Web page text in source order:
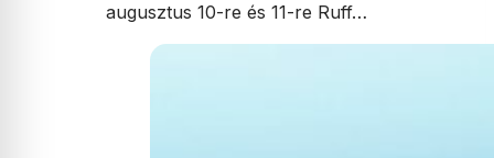
augusztus 10-re és 11-re Ruff…